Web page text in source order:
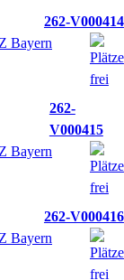
262-V000414
Bayern
262-
V000415
Bayern
262-V000416
Bayern